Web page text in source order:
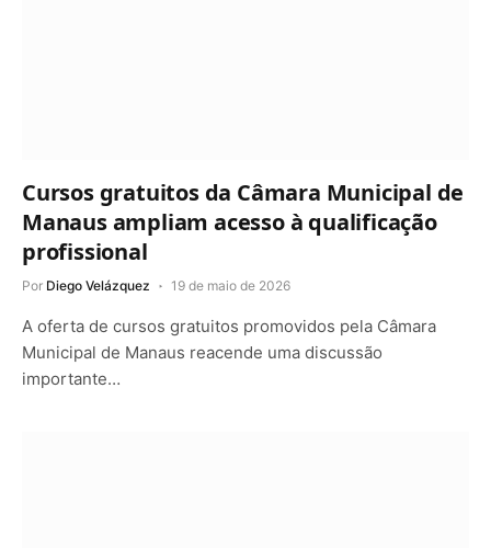
Cursos gratuitos da Câmara Municipal de
Manaus ampliam acesso à qualificação
profissional
Por Diego Velázquez 19 de maio de 2026
A oferta de cursos gratuitos promovidos pela Câmara
Municipal de Manaus reacende uma discussão
importante…